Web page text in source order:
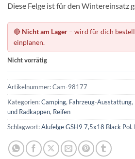
Diese Felge ist für den Wintereinsatz
🔴 Nicht am Lager – wird für dich
einplanen.
Nicht vorrätig
Artikelnummer:Cam-98177
Kategorien:Camping, Fahrzeug-Ausstattung,
und Radkappen, Reifen
Schlagwort:Alufelge GSH9 7,5x18 Black Pol.